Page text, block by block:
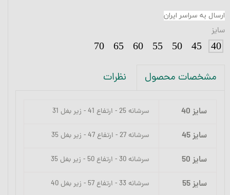
ارسال به سراسر ایران
سایز
40
45
50
55
60
65
70
مشخصات محصول نظرات
سایز 40 سرشانه 25 - ارتفاع 41 - زیر بغل 31
سایز 45 سرشانه 27 - ارتفاع 47 - زیر بغل 35
سایز 50 سرشانه 30 - ارتفاع 50 - زیر بغل 35
سایز 55 سرشانه 33 - ارتفاع 57 - زیر بغل 40